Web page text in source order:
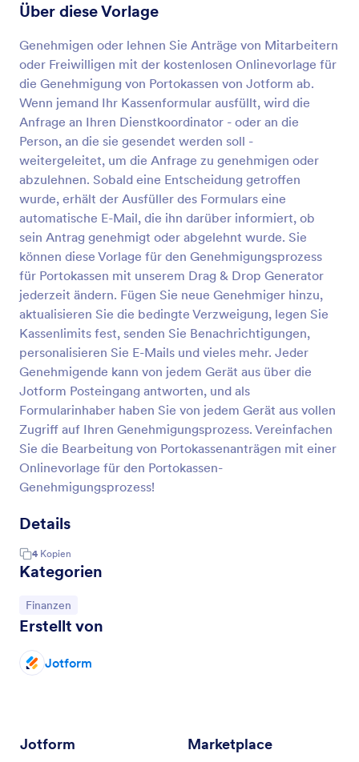
Über diese Vorlage
Genehmigen oder lehnen Sie Anträge von Mitarbeitern
oder Freiwilligen mit der kostenlosen Onlinevorlage für
die Genehmigung von Portokassen von Jotform ab.
Wenn jemand Ihr Kassenformular ausfüllt, wird die
Anfrage an Ihren Dienstkoordinator - oder an die
Person, an die sie gesendet werden soll -
weitergeleitet, um die Anfrage zu genehmigen oder
abzulehnen. Sobald eine Entscheidung getroffen
wurde, erhält der Ausfüller des Formulars eine
automatische E-Mail, die ihn darüber informiert, ob
sein Antrag genehmigt oder abgelehnt wurde. Sie
können diese Vorlage für den Genehmigungsprozess
für Portokassen mit unserem Drag & Drop Generator
jederzeit ändern. Fügen Sie neue Genehmiger hinzu,
aktualisieren Sie die bedingte Verzweigung, legen Sie
Kassenlimits fest, senden Sie Benachrichtigungen,
personalisieren Sie E-Mails und vieles mehr. Jeder
Genehmigende kann von jedem Gerät aus über die
Jotform Posteingang antworten, und als
Formularinhaber haben Sie von jedem Gerät aus vollen
Zugriff auf Ihren Genehmigungsprozess. Vereinfachen
Sie die Bearbeitung von Portokassenanträgen mit einer
Onlinevorlage für den Portokassen-
Genehmigungsprozess!
Details
4 Kopien
Kategorien
Zur Kategorie:
Finanzen
Erstellt von
Jotform
Jotform Marketplace